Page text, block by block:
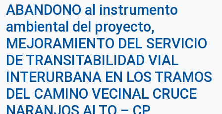
ABANDONO al instrumento
ambiental del proyecto,
MEJORAMIENTO DEL SERVICIO
DE TRANSITABILIDAD VIAL
INTERURBANA EN LOS TRAMOS
DEL CAMINO VECINAL CRUCE
NARANJOS ALTO – CP